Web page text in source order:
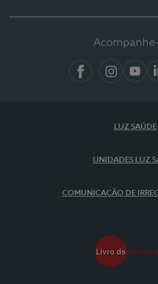
LUZ SAÚDE
UNIDADES LUZ
COMUNICAÇÃO DE